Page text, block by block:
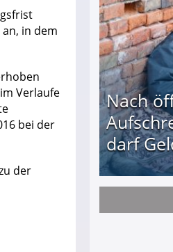
an, in dem
Verlaufe
bei der
der
Nach
darf
Hartz-IV-Bettler darf Geld